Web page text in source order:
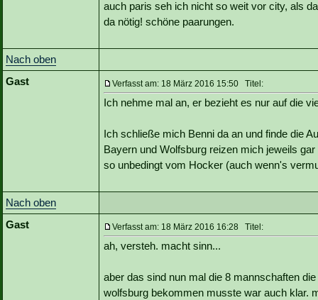
auch paris seh ich nicht so weit vor city, als
da nötig! schöne paarungen.
Nach oben
Gast
Verfasst am: 18 März 2016 15:50 Titel:
Ich nehme mal an, er bezieht es nur auf die
Ich schließe mich Benni da an und finde die
Bayern und Wolfsburg reizen mich jeweils
so unbedingt vom Hocker (auch wenn's
Nach oben
Gast
Verfasst am: 18 März 2016 16:28 Titel:
ah, versteh. macht sinn...
aber das sind nun mal die 8 mannschaften
wolfsburg bekommen musste war auch klar.